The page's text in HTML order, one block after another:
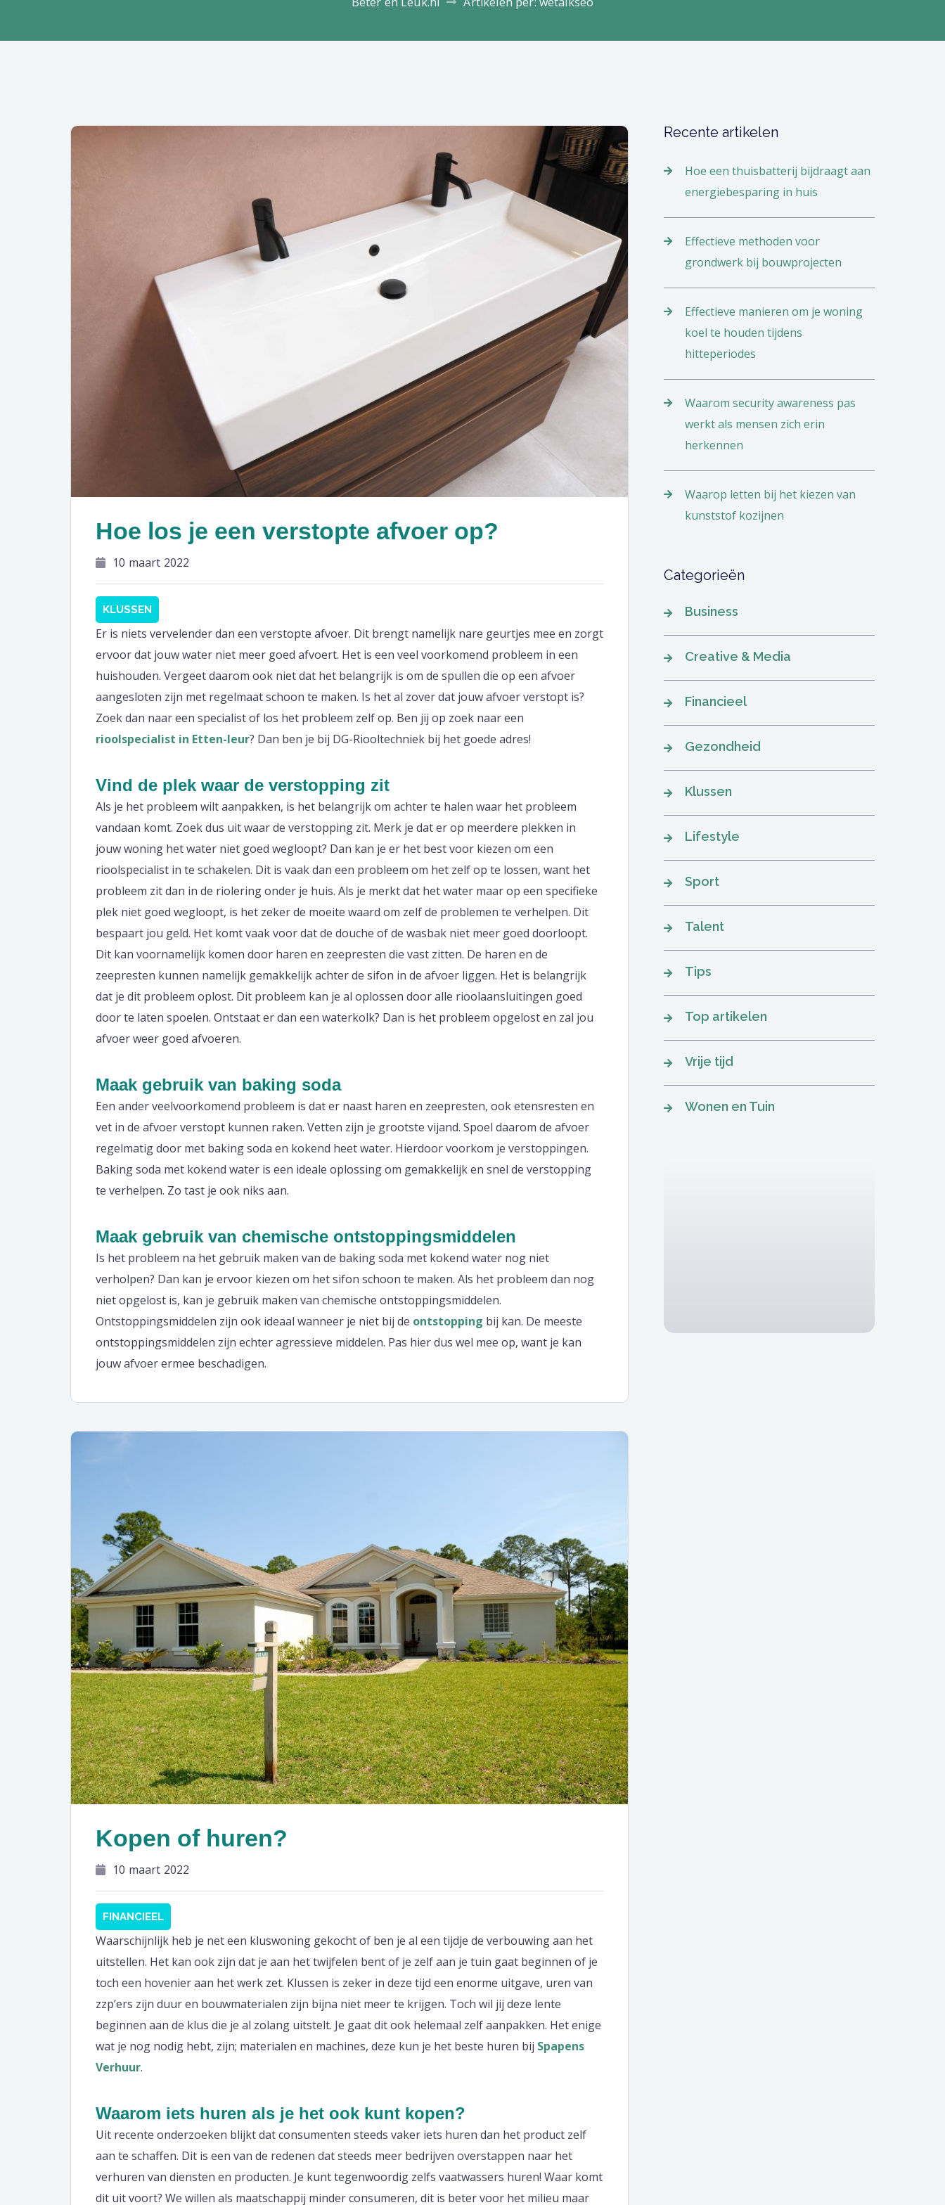
Hoe los je een verstopte afvoer op?
10 maart 2022
KLUSSEN
Er is niets vervelender dan een verstopte afvoer. Dit brengt namelijk nare geurtjes mee en zorgt
ervoor dat jouw water niet meer goed afvoert. Het is een veel voorkomend probleem in een
huishouden. Vergeet daarom ook niet dat het belangrijk is om de spullen die op een afvoer
aangesloten zijn met regelmaat schoon te maken. Is het al zover dat jouw afvoer verstopt is?
Zoek dan naar een specialist of los het probleem zelf op. Ben jij op zoek naar een
rioolspecialist in Etten-leur? Dan ben je bij DG-Riooltechniek bij het goede adres!
Vind de plek waar de verstopping zit
Als je het probleem wilt aanpakken, is het belangrijk om achter te halen waar het probleem
vandaan komt. Zoek dus uit waar de verstopping zit. Merk je dat er op meerdere plekken in
jouw woning het water niet goed wegloopt? Dan kan je er het best voor kiezen om een
rioolspecialist in te schakelen. Dit is vaak dan een probleem om het zelf op te lossen, want het
probleem zit dan in de riolering onder je huis. Als je merkt dat het water maar op een specifieke
plek niet goed wegloopt, is het zeker de moeite waard om zelf de problemen te verhelpen. Dit
bespaart jou geld. Het komt vaak voor dat de douche of de wasbak niet meer goed doorloopt.
Dit kan voornamelijk komen door haren en zeepresten die vast zitten. De haren en de
zeepresten kunnen namelijk gemakkelijk achter de sifon in de afvoer liggen. Het is belangrijk
dat je dit probleem oplost. Dit probleem kan je al oplossen door alle rioolaansluitingen goed
door te laten spoelen. Ontstaat er dan een waterkolk? Dan is het probleem opgelost en zal jou
afvoer weer goed afvoeren.
Maak gebruik van baking soda
Een ander veelvoorkomend probleem is dat er naast haren en zeepresten, ook etensresten en
vet in de afvoer verstopt kunnen raken. Vetten zijn je grootste vijand. Spoel daarom de afvoer
regelmatig door met baking soda en kokend heet water. Hierdoor voorkom je verstoppingen.
Baking soda met kokend water is een ideale oplossing om gemakkelijk en snel de verstopping
te verhelpen. Zo tast je ook niks aan.
Maak gebruik van chemische ontstoppingsmiddelen
Is het probleem na het gebruik maken van de baking soda met kokend water nog niet
verholpen? Dan kan je ervoor kiezen om het sifon schoon te maken. Als het probleem dan nog
niet opgelost is, kan je gebruik maken van chemische ontstoppingsmiddelen.
Ontstoppingsmiddelen zijn ook ideaal wanneer je niet bij de ontstopping bij kan. De meeste
ontstoppingsmiddelen zijn echter agressieve middelen. Pas hier dus wel mee op, want je kan
jouw afvoer ermee beschadigen.
Kopen of huren?
10 maart 2022
FINANCIEEL
Waarschijnlijk heb je net een kluswoning gekocht of ben je al een tijdje de verbouwing aan het
uitstellen. Het kan ook zijn dat je aan het twijfelen bent of je zelf aan je tuin gaat beginnen of je
toch een hovenier aan het werk zet. Klussen is zeker in deze tijd een enorme uitgave, uren van
zzp’ers zijn duur en bouwmaterialen zijn bijna niet meer te krijgen. Toch wil jij deze lente
beginnen aan de klus die je al zolang uitstelt. Je gaat dit ook helemaal zelf aanpakken. Het enige
wat je nog nodig hebt, zijn; materialen en machines, deze kun je het beste huren bij Spapens
Verhuur.
Waarom iets huren als je het ook kunt kopen?
Uit recente onderzoeken blijkt dat consumenten steeds vaker iets huren dan het product zelf
aan te schaffen. Dit is een van de redenen dat steeds meer bedrijven overstappen naar het
verhuren van diensten en producten. Je kunt tegenwoordig zelfs vaatwassers huren! Waar komt
dit uit voort? We willen als maatschappij minder consumeren, dit is beter voor het milieu maar
Recente artikelen
Hoe een thuisbatterij bijdraagt aan
energiebesparing in huis
Effectieve methoden voor
grondwerk bij bouwprojecten
Effectieve manieren om je woning
koel te houden tijdens
hitteperiodes
Waarom security awareness pas
werkt als mensen zich erin
herkennen
Waarop letten bij het kiezen van
kunststof kozijnen
Categorieën
Business
Creative & Media
Financieel
Gezondheid
Klussen
Lifestyle
Sport
Talent
Tips
Top artikelen
Vrije tijd
Wonen en Tuin